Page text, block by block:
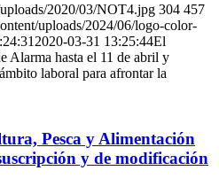
2020/03/NOT4.jpg 304 457
uploads/2024/06/logo-color-
2020-03-31 13:25:44El
Alarma hasta el 11 de abril y
laboral para afrontar la
Pesca y Alimentación
y de modificación